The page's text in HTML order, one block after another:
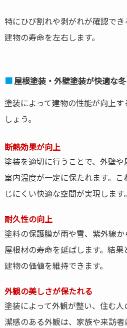
特にひび割れや剥がれが確認で
建物の寿命を左右します。
屋根塗装・外壁塗装が快適な
塗装によって建物の性能が向上
しょう。
断熱効果が向上
塗装を適切に行うことで、外壁や
室内温度が一定に保たれます。
じにくい快適な空間が実現します。
耐久性の向上
塗料の保護膜が雨や雪、紫外線
屋根材の寿命を延ばします。結
建物の価値を維持できます。
外観の美しさが保たれる
塗装によって外観が整い、住む
潔感のある外観は、家族や来訪